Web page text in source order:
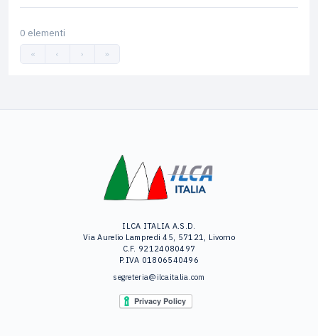
0 elementi
« ‹ › »
ILCA ITALIA A.S.D.
Via Aurelio Lampredi 45, 57121, Livorno
C.F. 92124080497
P.IVA 01806540496
segreteria@ilcaitalia.com